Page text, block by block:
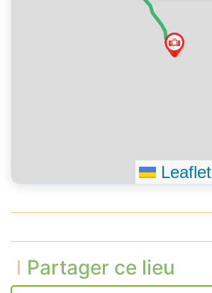
Leaflet
Partager ce lieu